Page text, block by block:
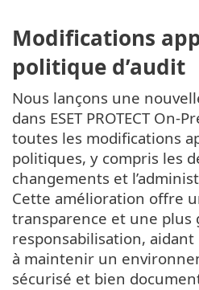
Modifications
politique d’audit
Nous lançons une
dans ESET PROTECT
toutes les modifications
politiques, y compris les
changements et
Cette amélioration offre
transparence et une plus
responsabilisation,
à maintenir un
sécurisé et bien